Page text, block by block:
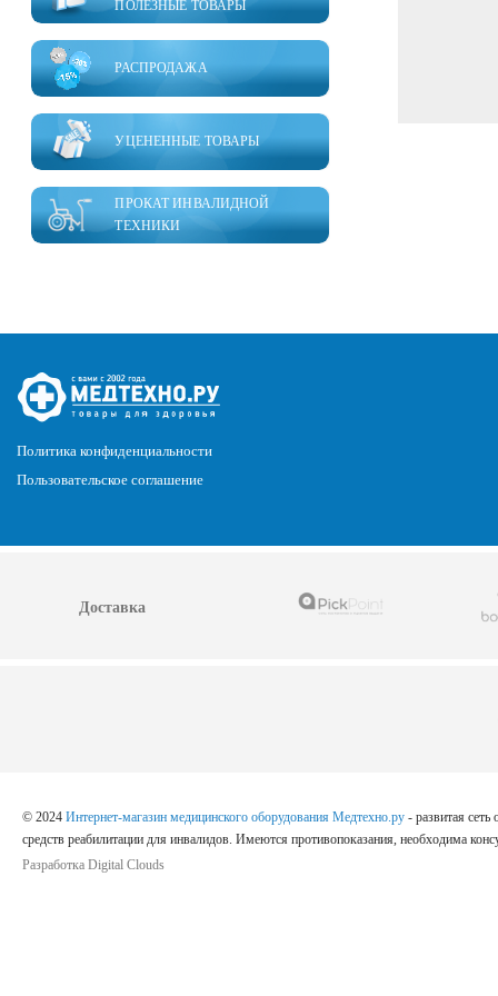
ПОЛЕЗНЫЕ ТОВАРЫ
РАСПРОДАЖА
ПРОКАТ ИНВАЛИДНОЙ
ТЕХНИКИ
УЦЕНЕННЫЕ ТОВАРЫ
Политика конфиденциальности
Пользовательское соглашение
Доставка
© 2024 Интернет-магазин медицинского оборудования Медтехно.ру - развитая
средств реабилитации для инвалидов. Имеются противопоказания, необходима
Разработка Digital Clouds